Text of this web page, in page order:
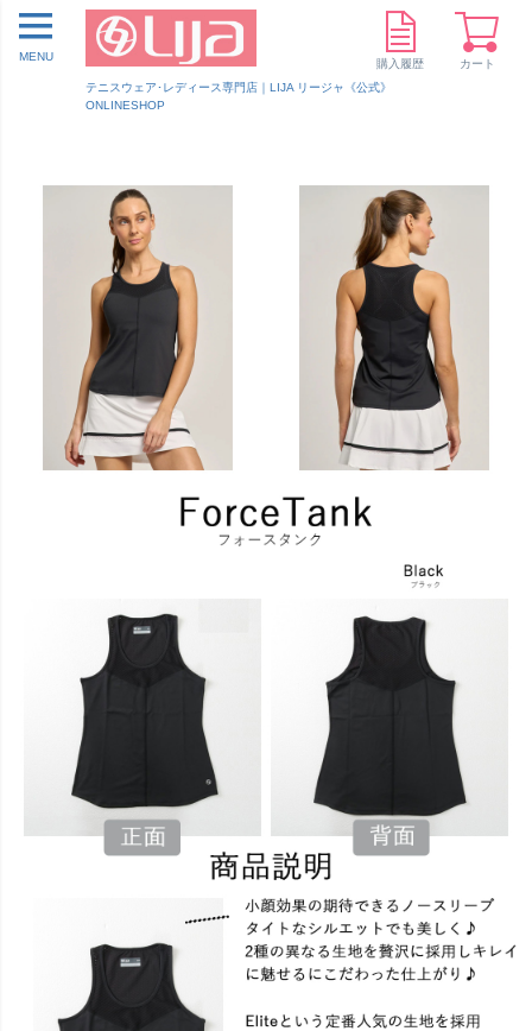
テニスウェア･レディース専門店｜LIJA リージャ《公式》
ONLINESHOP
MENU
購入履歴 カート